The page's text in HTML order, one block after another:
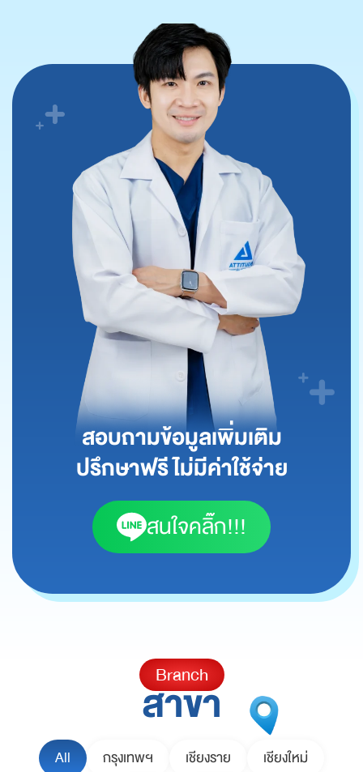
สอบถามข้อมูลเพิ่มเติม
ปรึกษาฟรี ไม่มีค่าใช้จ่าย
สนใจคลิ๊ก!!!
Branch
สาขา
All กรุงเทพฯ เชียงราย
เชียงใหม่